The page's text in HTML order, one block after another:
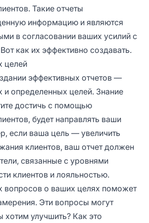
Такие отчеты
информацию и являются
в согласовании ваших усилий с
как их эффективно создавать.
целей
эффективных отчетов —
и определенных целей. Знание
достичь с помощью
будет направлять ваши
если ваша цель — увеличить
клиентов, ваш отчет должен
связанные с уровнями
клиентов и лояльностью.
вопросов о ваших целях поможет
Эти вопросы могут
хотим улучшить? Как это